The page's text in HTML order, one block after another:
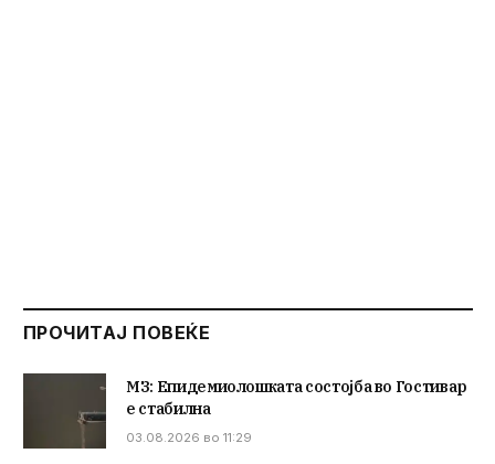
ПРОЧИТАЈ ПОВЕЌЕ
МЗ: Епидемиолошката состојба во Гостивар
е стабилна
03.08.2026 во 11:29